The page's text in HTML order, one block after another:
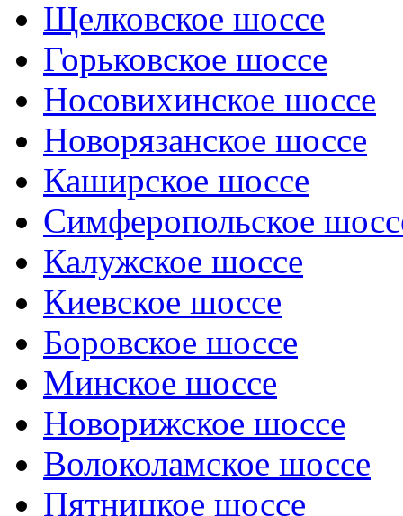
Щелковское шоссе
Горьковское шоссе
Носовихинское шоссе
Новорязанское шоссе
Каширское шоссе
Симферопольское
Калужское шоссе
Киевское шоссе
Боровское шоссе
Минское шоссе
Новорижское шоссе
Волоколамское шоссе
Пятницкое шоссе